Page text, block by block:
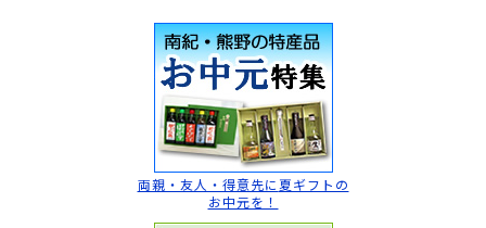
両親・友人・得意先に 夏ギフトの
お中元を！